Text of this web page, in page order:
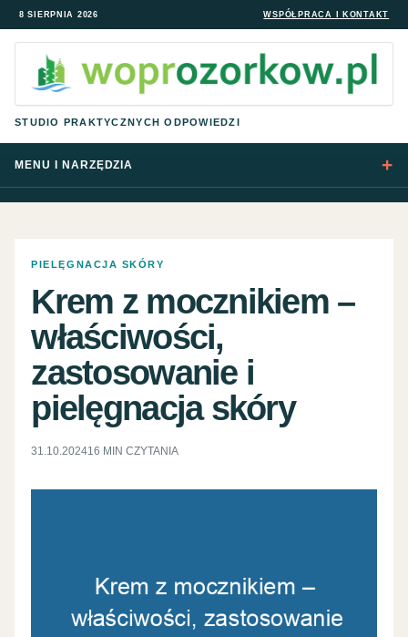
8 SIERPNIA 2026 WSPÓŁPRACA I KONTAKT
STUDIO PRAKTYCZNYCH ODPOWIEDZI
MENU I NARZĘDZIA
PIELĘGNACJA SKÓRY
Krem z mocznikiem –
właściwości,
zastosowanie i
pielęgnacja skóry
31.10.202416 MIN CZYTANIA